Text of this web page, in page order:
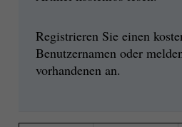
Registrieren Sie einen
Benutzernamen oder
vorhandenen an.